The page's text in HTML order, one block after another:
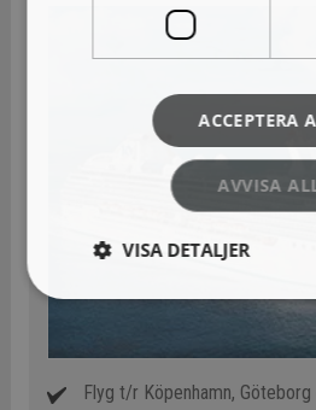
Flyg t/r Köpenhamn,
ACCEPTERA
AVVISA
VISA DETALJER